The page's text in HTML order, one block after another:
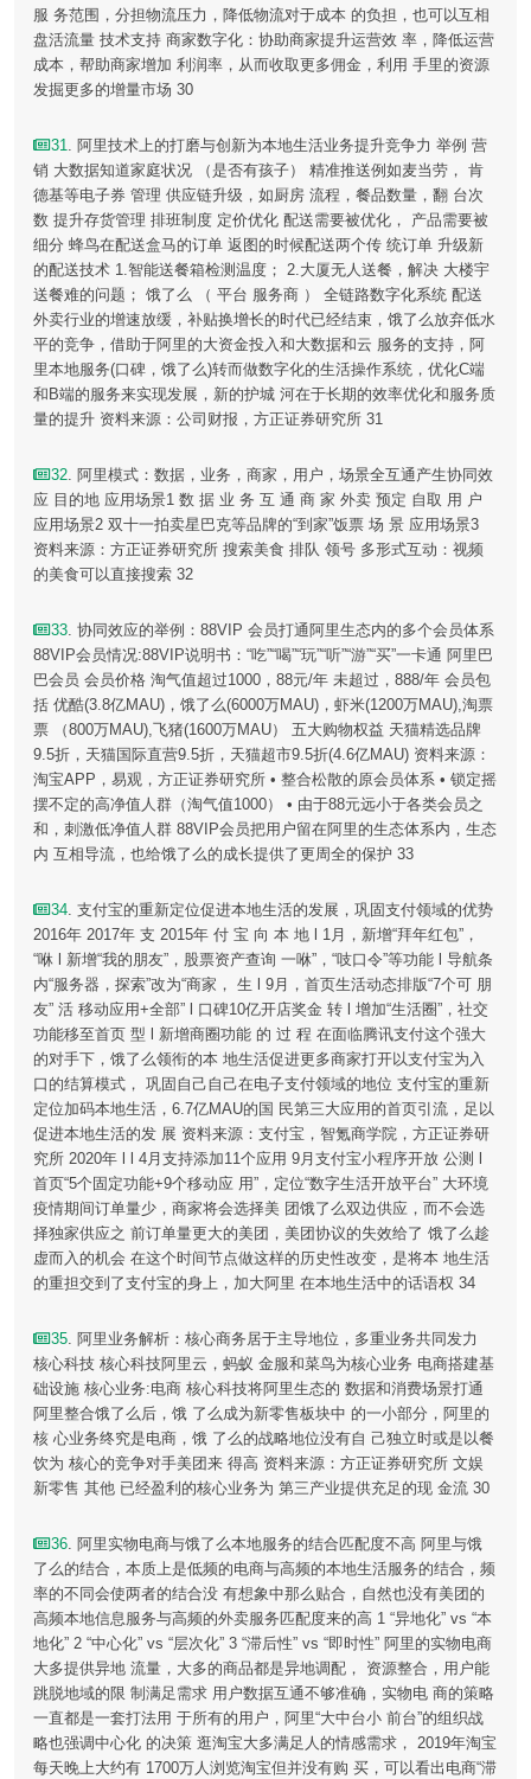
服 务范围，分担物流压力，降低物流对于成本 的负担，也可以互相
盘活流量 技术支持 商家数字化：协助商家提升运营效 率，降低运营
成本，帮助商家增加 利润率，从而收取更多佣金，利用 手里的资源
发掘更多的增量市场 30
31. 阿里技术上的打磨与创新为本地生活业务提升竞争力 举例 营
销 大数据知道家庭状况 （是否有孩子） 精准推送例如麦当劳， 肯
德基等电子券 管理 供应链升级，如厨房 流程，餐品数量，翻 台次
数 提升存货管理 排班制度 定价优化 配送需要被优化， 产品需要被
细分 蜂鸟在配送盒马的订单 返图的时候配送两个传 统订单 升级新
的配送技术 1.智能送餐箱检测温度； 2.大厦无人送餐，解决 大楼宇
送餐难的问题； 饿了么 （ 平台 服务商 ） 全链路数字化系统 配送
外卖行业的增速放缓，补贴换增长的时代已经结束，饿了么放弃低水
平的竞争，借助于阿里的大资金投入和大数据和云 服务的支持，阿
里本地服务(口碑，饿了么)转而做数字化的生活操作系统，优化C端
和B端的服务来实现发展，新的护城 河在于长期的效率优化和服务质
量的提升 资料来源：公司财报，方正证券研究所 31
32. 阿里模式：数据，业务，商家，用户，场景全互通产生协同效
应 目的地 应用场景1 数 据 业 务 互 通 商 家 外卖 预定 自取 用 户
应用场景2 双十一拍卖星巴克等品牌的“到家”饭票 场 景 应用场景3
资料来源：方正证券研究所 搜索美食 排队 领号 多形式互动：视频
的美食可以直接搜索 32
33. 协同效应的举例：88VIP 会员打通阿里生态内的多个会员体系
88VIP会员情况:88VIP说明书：“吃”“喝”“玩”“听”“游”“买”一卡通 阿里巴
巴会员 会员价格 淘气值超过1000，88元/年 未超过，888/年 会员包
括 优酷(3.8亿MAU)，饿了么(6000万MAU)，虾米(1200万MAU),淘票
票 （800万MAU),飞猪(1600万MAU） 五大购物权益 天猫精选品牌
9.5折，天猫国际直营9.5折，天猫超市9.5折(4.6亿MAU) 资料来源：
淘宝APP，易观，方正证券研究所 • 整合松散的原会员体系 • 锁定摇
摆不定的高净值人群（淘气值1000） • 由于88元远小于各类会员之
和，刺激低净值人群 88VIP会员把用户留在阿里的生态体系内，生态
内 互相导流，也给饿了么的成长提供了更周全的保护 33
34. 支付宝的重新定位促进本地生活的发展，巩固支付领域的优势
2016年 2017年 支 2015年 付 宝 向 本 地 l 1月，新增“拜年红包”，
“咻 l 新增“我的朋友”，股票资产查询 一咻”，“吱口令”等功能 l 导航条
内“服务器，探索”改为“商家， 生 l 9月，首页生活动态排版“7个可 朋
友” 活 移动应用+全部” l 口碑10亿开店奖金 转 l 增加“生活圈”，社交
功能移至首页 型 l 新增商圈功能 的 过 程 在面临腾讯支付这个强大
的对手下，饿了么领衔的本 地生活促进更多商家打开以支付宝为入
口的结算模式， 巩固自己自己在电子支付领域的地位 支付宝的重新
定位加码本地生活，6.7亿MAU的国 民第三大应用的首页引流，足以
促进本地生活的发 展 资料来源：支付宝，智氪商学院，方正证券研
究所 2020年 l l 4月支持添加11个应用 9月支付宝小程序开放 公测 l
首页“5个固定功能+9个移动应 用”，定位“数字生活开放平台” 大环境
疫情期间订单量少，商家将会选择美 团饿了么双边供应，而不会选
择独家供应之 前订单量更大的美团，美团协议的失效给了 饿了么趁
虚而入的机会 在这个时间节点做这样的历史性改变，是将本 地生活
的重担交到了支付宝的身上，加大阿里 在本地生活中的话语权 34
35. 阿里业务解析：核心商务居于主导地位，多重业务共同发力
核心科技 核心科技阿里云，蚂蚁 金服和菜鸟为核心业务 电商搭建基
础设施 核心业务:电商 核心科技将阿里生态的 数据和消费场景打通
阿里整合饿了么后，饿 了么成为新零售板块中 的一小部分，阿里的
核 心业务终究是电商，饿 了么的战略地位没有自 己独立时或是以餐
饮为 核心的竞争对手美团来 得高 资料来源：方正证券研究所 文娱
新零售 其他 已经盈利的核心业务为 第三产业提供充足的现 金流 30
36. 阿里实物电商与饿了么本地服务的结合匹配度不高 阿里与饿
了么的结合，本质上是低频的电商与高频的本地生活服务的结合，频
率的不同会使两者的结合没 有想象中那么贴合，自然也没有美团的
高频本地信息服务与高频的外卖服务匹配度来的高 1 “异地化” vs “本
地化” 2 “中心化” vs “层次化” 3 “滞后性” vs “即时性” 阿里的实物电商
大多提供异地 流量，大多的商品都是异地调配， 资源整合，用户能
跳脱地域的限 制满足需求 用户数据互通不够准确，实物电 商的策略
一直都是一套打法用 于所有的用户，阿里“大中台小 前台”的组织战
略也强调中心化 的决策 逛淘宝大多满足人的情感需求， 2019年淘宝
每天晚上大约有 1700万人浏览淘宝但并没有购 买，可以看出电商“滞